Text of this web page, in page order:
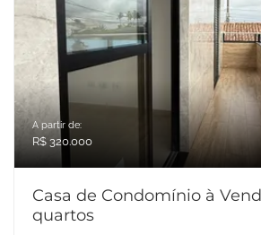
A partir de:
R$ 320.000
Casa de Condomínio à
quartos